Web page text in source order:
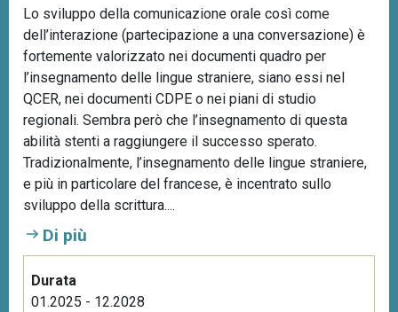
Lo sviluppo della comunicazione orale così come
dell’interazione (partecipazione a una conversazione) è
fortemente valorizzato nei documenti quadro per
l’insegnamento delle lingue straniere, siano essi nel
QCER, nei documenti CDPE o nei piani di studio
regionali. Sembra però che l’insegnamento di questa
abilità stenti a raggiungere il successo sperato.
Tradizionalmente, l’insegnamento delle lingue straniere,
e più in particolare del francese, è incentrato sullo
sviluppo della scrittura....
Di più
Durata
01.2025 - 12.2028